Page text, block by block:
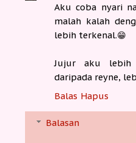
Aku coba nyari
malah kalah
lebih terkenal.😁
Jujur aku lebih
daripada reyne,
Balas Hapus
Balasan